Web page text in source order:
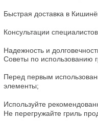
Быстрая доставка в
Консультации
Надежность и
Советы по использованию
Перед первым
элементы;
Используйте
Не перегружайте гриль